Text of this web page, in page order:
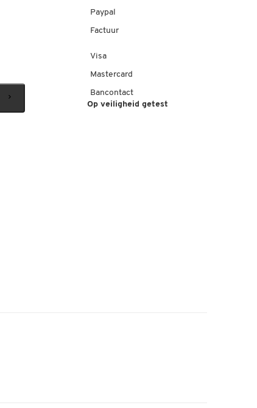
Paypal
Factuur
Visa
Mastercard
Bancontact
Op veiligheid getest